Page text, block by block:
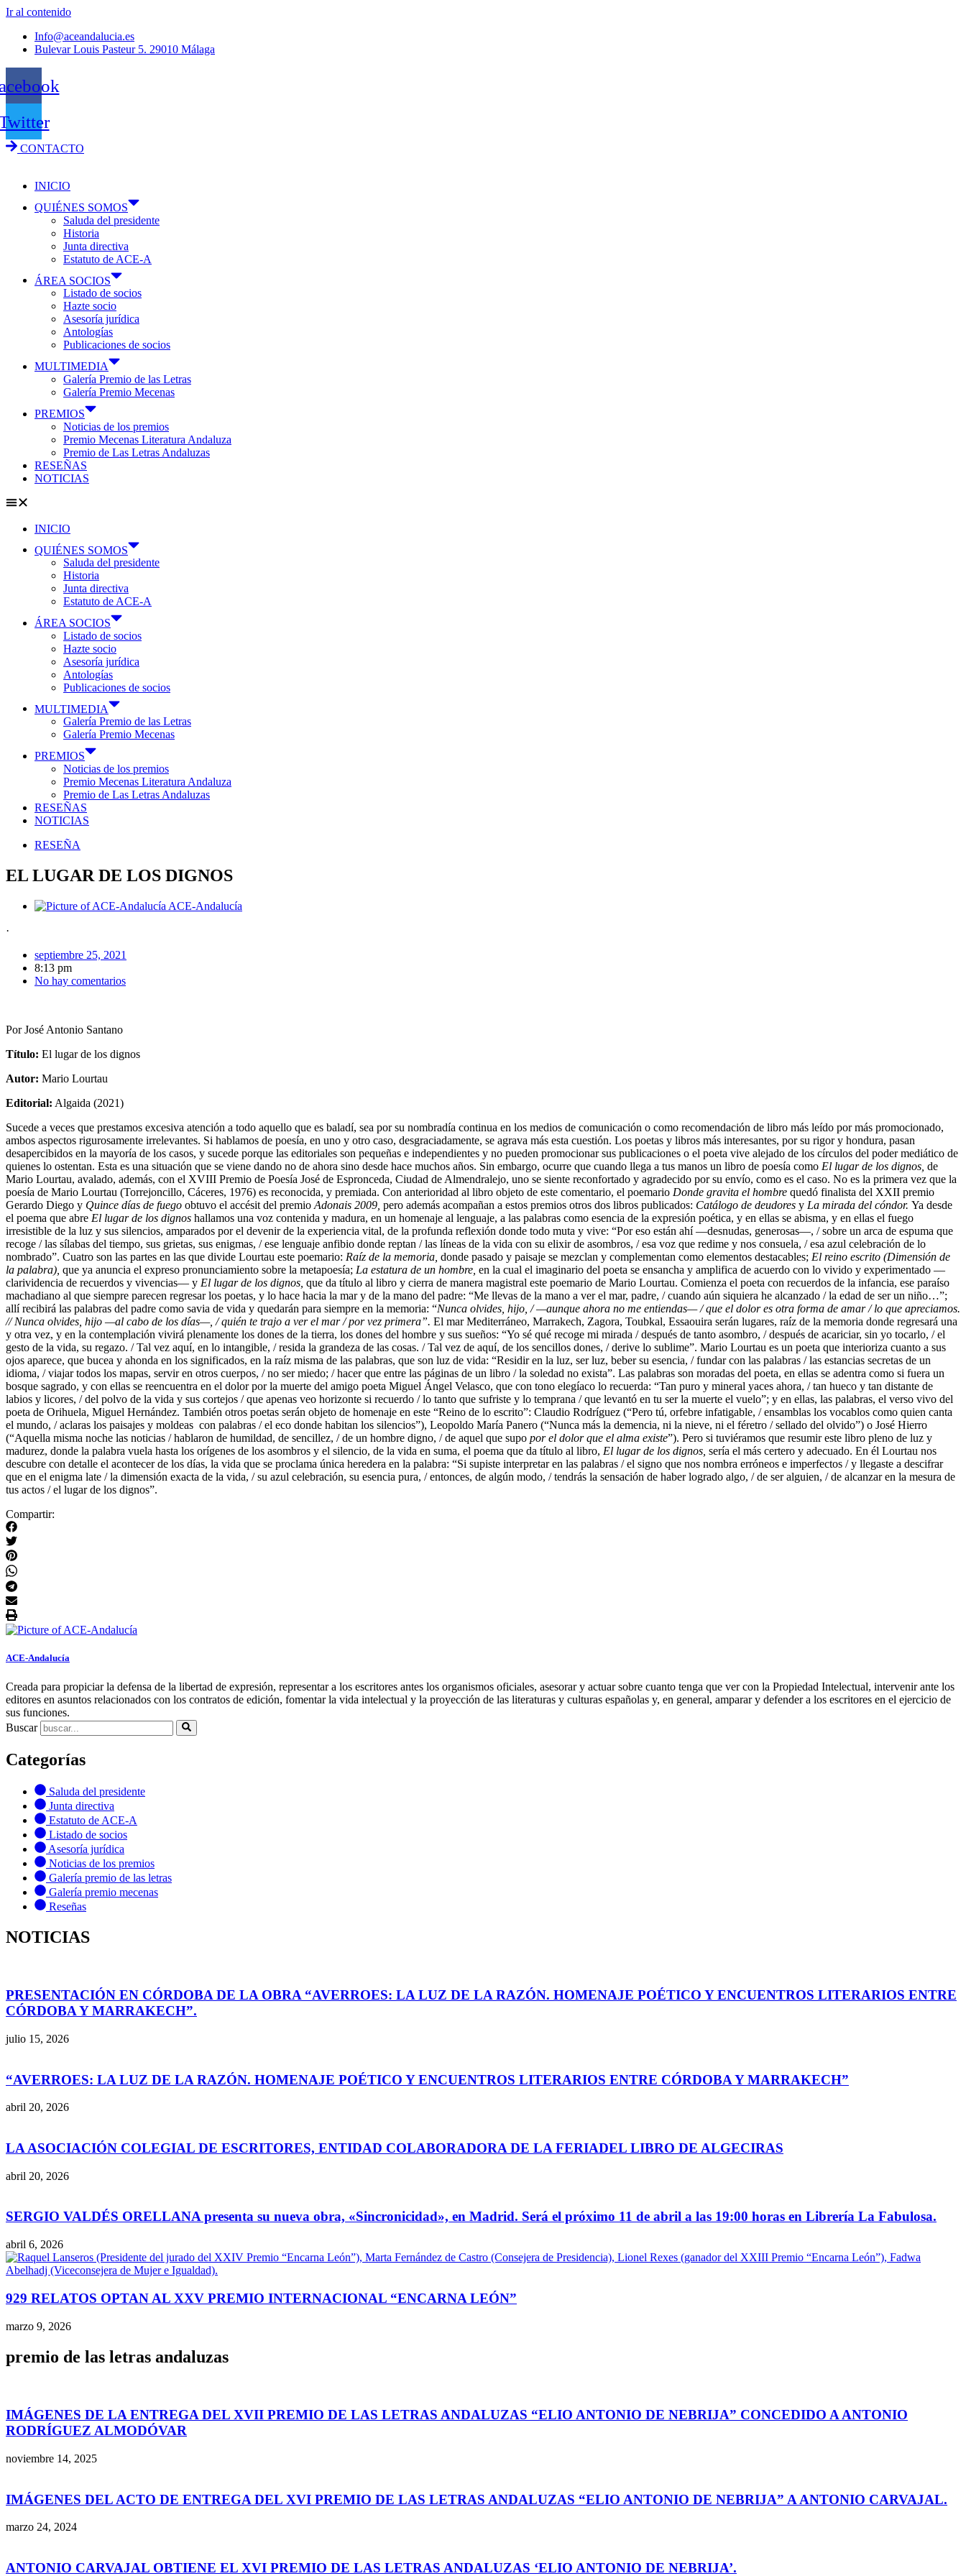
Ir al contenido
Info@aceandalucia.es
Bulevar Louis Pasteur 5. 29010 Málaga
CONTACTO
INICIO
QUIÉNES SOMOS
Saluda del presidente
Historia
Junta directiva
Estatuto de ACE-A
ÁREA SOCIOS
Listado de socios
Hazte socio
Asesoría jurídica
Antologías
Publicaciones de socios
MULTIMEDIA
Galería Premio de las Letras
Galería Premio Mecenas
PREMIOS
Noticias de los premios
Premio Mecenas Literatura Andaluza
Premio de Las Letras Andaluzas
RESEÑAS
NOTICIAS
INICIO
QUIÉNES SOMOS
Saluda del presidente
Historia
Junta directiva
Estatuto de ACE-A
ÁREA SOCIOS
Listado de socios
Hazte socio
Asesoría jurídica
Antologías
Publicaciones de socios
MULTIMEDIA
Galería Premio de las Letras
Galería Premio Mecenas
PREMIOS
Noticias de los premios
Premio Mecenas Literatura Andaluza
Premio de Las Letras Andaluzas
RESEÑAS
NOTICIAS
RESEÑA
EL LUGAR DE LOS DIGNOS
ACE-Andalucía
·
septiembre 25, 2021
8:13 pm
No hay comentarios
Por José Antonio Santano
Título: El lugar de los dignos
Autor: Mario Lourtau
Editorial: Algaida (2021)
Sucede a veces que prestamos excesiva atención a todo aquello que es baladí, sea por su nombradía continua en los medios de comunicación o como recomendación de libro más leído por más promocionado,
ambos aspectos rigurosamente irrelevantes. Si hablamos de poesía, en uno y otro caso, desgraciadamente, se agrava más esta cuestión. Los poetas y libros más interesantes, por su rigor y hondura, pasan
desapercibidos en la mayoría de los casos, y sucede porque las editoriales son pequeñas e independientes y no pueden promocionar sus publicaciones o el poeta vive alejado de los círculos del poder mediático de
quienes lo ostentan. Esta es una situación que se viene dando no de ahora sino desde hace muchos años. Sin embargo, ocurre que cuando llega a tus manos un libro de poesía como El lugar de los dignos, de
Mario Lourtau, avalado, además, con el XVIII Premio de Poesía José de Espronceda, Ciudad de Almendralejo, uno se siente reconfortado y agradecido por su envío, como es el caso. No es la primera vez que la
poesía de Mario Lourtau (Torrejoncillo, Cáceres, 1976) es reconocida, y premiada. Con anterioridad al libro objeto de este comentario, el poemario Donde gravita el hombre quedó finalista del XXII premio
Gerardo Diego y Quince días de fuego obtuvo el accésit del premio Adonais 2009, pero además acompañan a estos premios otros dos libros publicados: Catálogo de deudores y La mirada del cóndor. Ya desde
el poema que abre El lugar de los dignos hallamos una voz contenida y madura, en un homenaje al lenguaje, a las palabras como esencia de la expresión poética, y en ellas se abisma, y en ellas el fuego
irresistible de la luz y sus silencios, amparados por el devenir de la experiencia vital, de la profunda reflexión donde todo muta y vive: “Por eso están ahí —desnudas, generosas—, / sobre un arca de espuma que
recoge / las sílabas del tiempo, sus grietas, sus enigmas, / ese lenguaje anfibio donde reptan / las líneas de la vida con su elixir de asombros, / esa voz que redime y nos consuela, / esa azul celebración de lo
nombrado”. Cuatro son las partes en las que divide Lourtau este poemario: Raíz de la memoria, donde pasado y paisaje se mezclan y complementan como elementos destacables; El reino escrito (Dimensión de
la palabra), que ya anuncia el expreso pronunciamiento sobre la metapoesía; La estatura de un hombre, en la cual el imaginario del poeta se ensancha y amplifica de acuerdo con lo vivido y experimentado —
clarividencia de recuerdos y vivencias— y El lugar de los dignos, que da título al libro y cierra de manera magistral este poemario de Mario Lourtau. Comienza el poeta con recuerdos de la infancia, ese paraíso
machadiano al que siempre parecen regresar los poetas, y lo hace hacia la mar y de la mano del padre: “Me llevas de la mano a ver el mar, padre, / cuando aún siquiera he alcanzado / la edad de ser un niño…”;
allí recibirá las palabras del padre como savia de vida y quedarán para siempre en la memoria: “Nunca olvides, hijo, / —aunque ahora no me entiendas— / que el dolor es otra forma de amar / lo que apreciamos.
// Nunca olvides, hijo —al cabo de los días—, / quién te trajo a ver el mar / por vez primera”. El mar Mediterráneo, Marrakech, Zagora, Toubkal, Essaouira serán lugares, raíz de la memoria donde regresará una
y otra vez, y en la contemplación vivirá plenamente los dones de la tierra, los dones del hombre y sus sueños: “Yo sé qué recoge mi mirada / después de tanto asombro, / después de acariciar, sin yo tocarlo, / el
gesto de la vida, su regazo. / Tal vez aquí, en lo intangible, / resida la grandeza de las cosas. / Tal vez de aquí, de los sencillos dones, / derive lo sublime”. Mario Lourtau es un poeta que interioriza cuanto a sus
ojos aparece, que bucea y ahonda en los significados, en la raíz misma de las palabras, que son luz de vida: “Residir en la luz, ser luz, beber su esencia, / fundar con las palabras / las estancias secretas de un
idioma, / viajar todos los mapas, servir en otros cuerpos, / no ser miedo; / hacer que entre las páginas de un libro / la soledad no exista”. Las palabras son moradas del poeta, en ellas se adentra como si fuera un
bosque sagrado, y con ellas se reencuentra en el dolor por la muerte del amigo poeta Miguel Ángel Velasco, que con tono elegíaco lo recuerda: “Tan puro y mineral yaces ahora, / tan hueco y tan distante de
labios y licores, / del polvo de la vida y sus cortejos / que apenas veo horizonte si recuerdo / lo tanto que sufriste y lo temprana / que levantó en tu ser la muerte el vuelo”; y en ellas, las palabras, el verso vivo del
poeta de Orihuela, Miguel Hernández. También otros poetas serán objeto de homenaje en este “Reino de lo escrito”: Claudio Rodríguez (“Pero tú, orfebre infatigable, / ensamblas los vocablos como quien canta
el mundo, / aclaras los paisajes y moldeas con palabras / el eco donde habitan los silencios”), Leopoldo María Panero (“Nunca más la demencia, ni la nieve, ni el féretro / sellado del olvido”) o José Hierro
(“Aquella misma noche las noticias / hablaron de humildad, de sencillez, / de un hombre digno, / de aquel que supo por el dolor que el alma existe”). Pero si tuviéramos que resumir este libro pleno de luz y
madurez, donde la palabra vuela hasta los orígenes de los asombros y el silencio, de la vida en suma, el poema que da título al libro, El lugar de los dignos, sería el más certero y adecuado. En él Lourtau nos
descubre con detalle el acontecer de los días, la vida que se proclama única heredera en la palabra: “Si supiste interpretar en las palabras / el signo que nos nombra erróneos e imperfectos / y llegaste a descifrar
que en el enigma late / la dimensión exacta de la vida, / su azul celebración, su esencia pura, / entonces, de algún modo, / tendrás la sensación de haber logrado algo, / de ser alguien, / de alcanzar en la mesura de
tus actos / el lugar de los dignos”.
Compartir:
ACE-Andalucía
Creada para propiciar la defensa de la libertad de expresión, representar a los escritores antes los organismos oficiales, asesorar y actuar sobre cuanto tenga que ver con la Propiedad Intelectual, intervenir ante los
editores en asuntos relacionados con los contratos de edición, fomentar la vida intelectual y la proyección de las literaturas y culturas españolas y, en general, amparar y defender a los escritores en el ejercicio de
sus funciones.
Buscar
Categorías
Saluda del presidente
Junta directiva
Estatuto de ACE-A
Listado de socios
Asesoría jurídica
Noticias de los premios
Galería premio de las letras
Galería premio mecenas
Reseñas
NOTICIAS
PRESENTACIÓN EN CÓRDOBA DE LA OBRA “AVERROES: LA LUZ DE LA RAZÓN. HOMENAJE POÉTICO Y ENCUENTROS LITERARIOS ENTRE
CÓRDOBA Y MARRAKECH”.
julio 15, 2026
“AVERROES: LA LUZ DE LA RAZÓN. HOMENAJE POÉTICO Y ENCUENTROS LITERARIOS ENTRE CÓRDOBA Y MARRAKECH”
abril 20, 2026
LA ASOCIACIÓN COLEGIAL DE ESCRITORES, ENTIDAD COLABORADORA DE LA FERIADEL LIBRO DE ALGECIRAS
abril 20, 2026
SERGIO VALDÉS ORELLANA presenta su nueva obra, «Sincronicidad», en Madrid. Será el próximo 11 de abril a las 19:00 horas en Librería La Fabulosa.
abril 6, 2026
929 RELATOS OPTAN AL XXV PREMIO INTERNACIONAL “ENCARNA LEÓN”
marzo 9, 2026
premio de las letras andaluzas
IMÁGENES DE LA ENTREGA DEL XVII PREMIO DE LAS LETRAS ANDALUZAS “ELIO ANTONIO DE NEBRIJA” CONCEDIDO A ANTONIO
RODRÍGUEZ ALMODÓVAR
noviembre 14, 2025
IMÁGENES DEL ACTO DE ENTREGA DEL XVI PREMIO DE LAS LETRAS ANDALUZAS “ELIO ANTONIO DE NEBRIJA” A ANTONIO CARVAJAL.
marzo 24, 2024
ANTONIO CARVAJAL OBTIENE EL XVI PREMIO DE LAS LETRAS ANDALUZAS ‘ELIO ANTONIO DE NEBRIJA’.